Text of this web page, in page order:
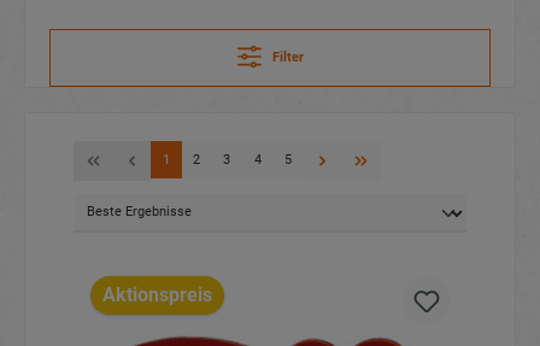
Filter
1 2 3 4 5
Aktionspreis